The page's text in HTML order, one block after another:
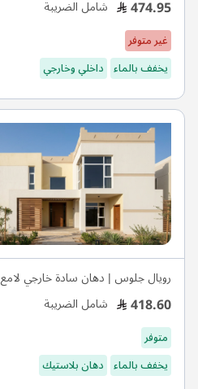
474.95 شامل الضريبة
غير متوفر
يخفف بالماء داخلي وخارجي
رويال جلوس | دهان سادة خارجي لامع
418.60 شامل الضريبة
متوفر
يخفف بالماء دهان بلاستيك